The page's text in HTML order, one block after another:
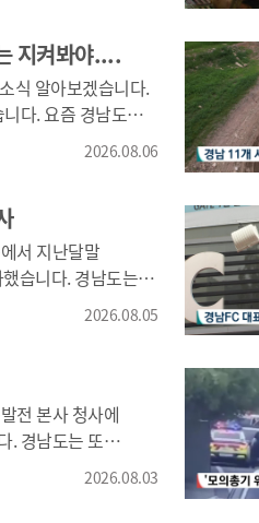
지켜봐야....
식 알아보겠습니다.
남도의
을 쏟아내고
실로 이뤄질 수 있는
추진은 될 것으로
마나 날지, 또
의견이 엇갈리는게
의힘 후보가
비, 공공문화시설
도 지원해주는
2026.08.06
서 지난달말
. 경남도는
가숭어 8백마리가
2026.08.05
전 본사 청사에
또
면서 해양환경과
2026.08.03